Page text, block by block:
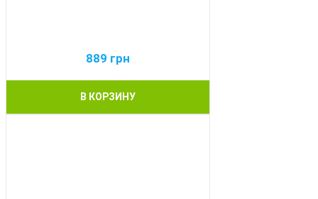
889 грн
В КОРЗИНУ